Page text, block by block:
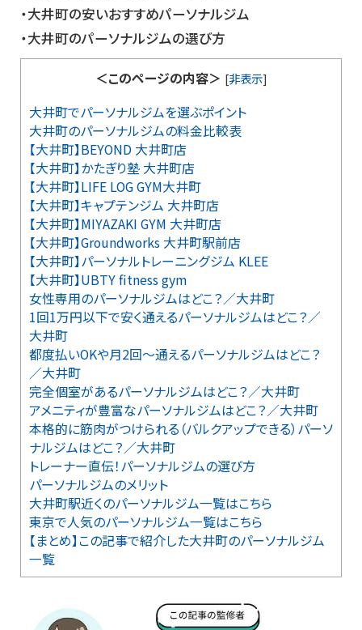
・大井町の安いおすすめパーソナルジム
・大井町のパーソナルジムの選び方
＜このページの内容＞ [非表示]
大井町でパーソナルジムを選ぶポイント
大井町のパーソナルジムの料金比較表
【大井町】BEYOND 大井町店
【大井町】かたぎり塾 大井町店
【大井町】LIFE LOG GYM大井町
【大井町】キャプテンジム 大井町店
【大井町】MIYAZAKI GYM 大井町店
【大井町】Groundworks 大井町駅前店
【大井町】パーソナルトレーニングジム KLEE
【大井町】UBTY fitness gym
女性専用のパーソナルジムはどこ？／大井町
1回1万円以下で安く通えるパーソナルジムはどこ？／
大井町
都度払いOKや月2回～通えるパーソナルジムはどこ？
／大井町
完全個室があるパーソナルジムはどこ？／大井町
アメニティが豊富なパーソナルジムはどこ？／大井町
本格的に筋肉がつけられる（バルクアップできる）パーソ
ナルジムはどこ？／大井町
トレーナー直伝！パーソナルジムの選び方
パーソナルジムのメリット
大井町駅近くのパーソナルジム一覧はこちら
東京で人気のパーソナルジム一覧はこちら
【まとめ】この記事で紹介した大井町のパーソナルジム
一覧